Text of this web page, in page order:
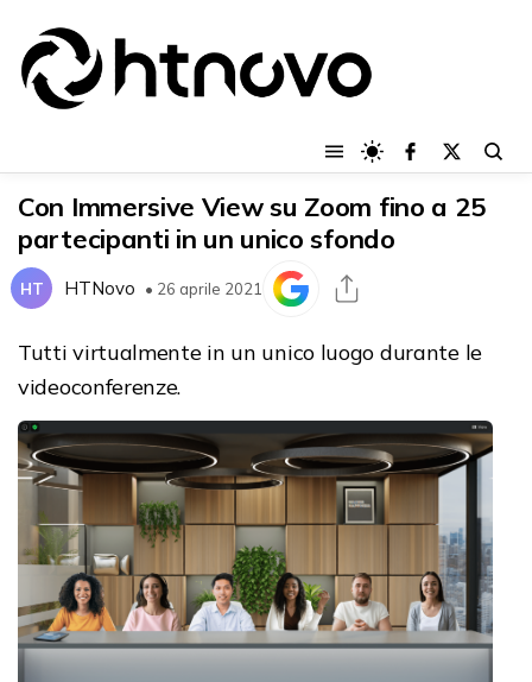
Con Immersive View su Zoom fino a 25
partecipanti in un unico sfondo
HT HTNovo • 26 aprile 2021
Tutti virtualmente in un unico luogo durante le
videoconferenze.